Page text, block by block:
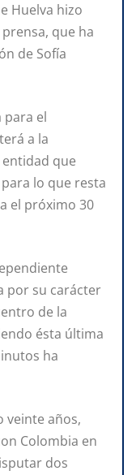
Huelva hizo
que ha
de Sofía
para el
a la
que
lo que resta
el próximo 30
por su carácter
de la
ésta última
ha
veinte años,
Colombia en
dos